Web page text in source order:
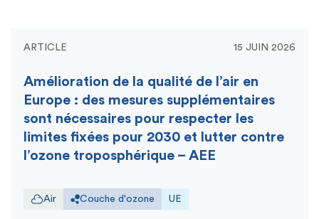
ARTICLE 15 JUIN 2026
Amélioration de la qualité de l’air en
Europe : des mesures supplémentaires
sont nécessaires pour respecter les
limites fixées pour 2030 et lutter contre
l’ozone troposphérique – AEE
Air Couche d'ozone UE